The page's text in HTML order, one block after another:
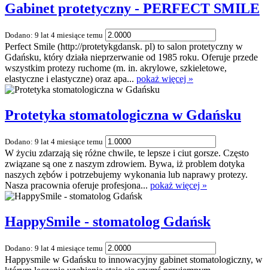
Gabinet protetyczny - PERFECT SMILE
Dodano: 9 lat 4 miesiące temu
Perfect Smile (http://protetykgdansk. pl) to salon protetyczny w
Gdańsku, który działa nieprzerwanie od 1985 roku. Oferuje przede
wszystkim protezy ruchome (m. in. akrylowe, szkieletowe,
elastyczne i elastyczne) oraz apa... pokaż więcej »
Protetyka stomatologiczna w Gdańsku
Dodano: 9 lat 4 miesiące temu
W życiu zdarzają się różne chwile, te lepsze i ciut gorsze. Często
związane są one z naszym zdrowiem. Bywa, iż problem dotyka
naszych zębów i potrzebujemy wykonania lub naprawy protezy.
Nasza pracownia oferuje profesjona... pokaż więcej »
HappySmile - stomatolog Gdańsk
Dodano: 9 lat 4 miesiące temu
Happysmile w Gdańsku to innowacyjny gabinet stomatologiczny, w